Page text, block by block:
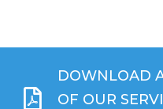
DOWNLOAD
OF OUR